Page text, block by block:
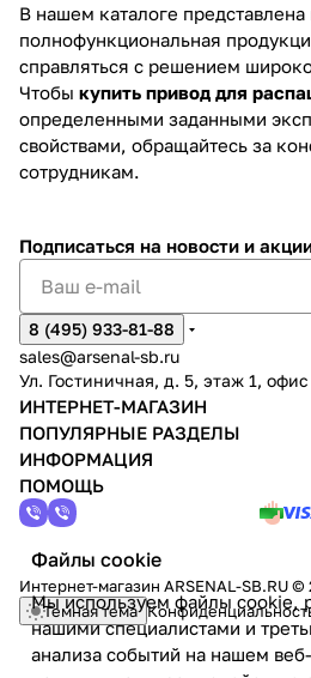
В нашем каталоге
полнофункциональная
справляться с решением
Чтобы купить привод для
определенными заданными
свойствами, обращайтесь за
сотрудникам.
Файлы cookie
Мы используем файлы cookie,
нашими специалистами и
анализа событий на нашем
Подписаться на новости и
8 (495) 933-81-88
sales@arsenal-sb.ru
Ул. Гостиничная, д. 5, этаж 1, офис
ИНТЕРНЕТ-МАГАЗИН
ПОПУЛЯРНЫЕ РАЗДЕЛЫ
ИНФОРМАЦИЯ
ПОМОЩЬ
Интернет-магазин ARSENAL-SB.RU
Темная тема